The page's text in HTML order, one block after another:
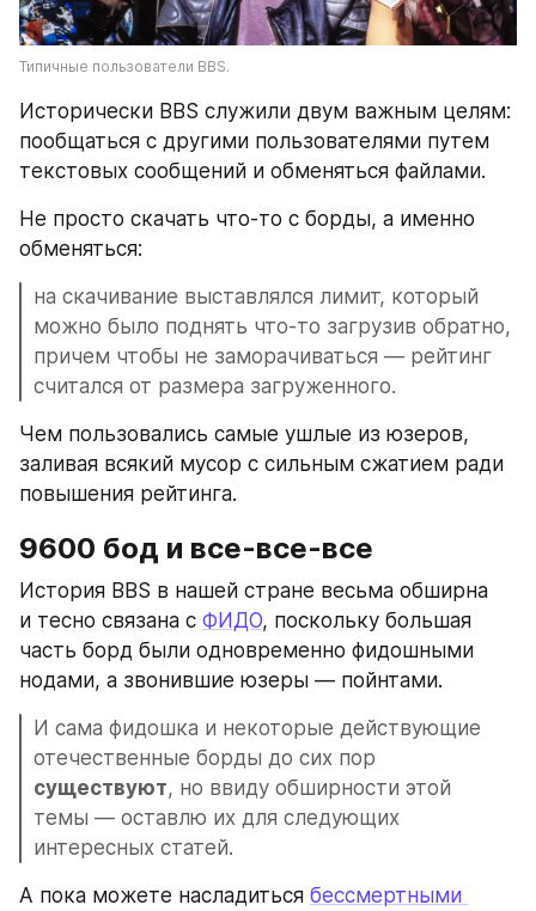
Типичные пользователи BBS.
Исторически BBS служили двум важным целям:
пообщаться с другими пользователями путем
текстовых сообщений и обменяться файлами.
Не просто скачать что-то с борды, а именно
обменяться:
на скачивание выставлялся лимит, который
можно было поднять что-то загрузив обратно,
причем чтобы не заморачиваться — рейтинг
считался от размера загруженного.
Чем пользовались самые ушлые из юзеров,
заливая всякий мусор с сильным сжатием ради
повышения рейтинга.
9600 бод и все-все-все
История BBS в нашей стране весьма обширна
и тесно связана с ФИДО, поскольку большая
часть борд были одновременно фидошными
нодами, а звонившие юзеры — пойнтами.
И сама фидошка и некоторые действующие
существуют, но ввиду обширности этой
темы — оставлю их для следующих
интересных статей.
А пока можете насладиться бессмертными